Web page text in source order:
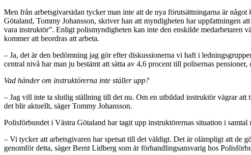
Men från arbetsgivarsidan tycker man inte att de nya förutsättningarna är
Götaland, Tommy Johansson, skriver han att myndigheten har uppfattningen
vara instruktör”. Enligt polismyndigheten kan inte den enskilde medarbetaren
kommer att beordras att arbeta.
– Ja, det är den bedömning jag gör efter diskussionerna vi haft i
central nivå har man ju bestämt att sätta av 4,6 procent till polisernas
Vad händer om instruktörerna inte ställer upp?
– Jag vill inte ta slutlig ställning till det nu. Om en utbildad instruktör vägrar
det blir aktuellt, säger Tommy Johansson.
Polisförbundet i Västra Götaland har tagit upp instruktörernas situation i samtal
– Vi tycker att arbetsgivaren har spetsat till det väldigt. Det är olämpligt att de
genomför detta, säger Bernt Lidberg som är förhandlingsansvarig hos